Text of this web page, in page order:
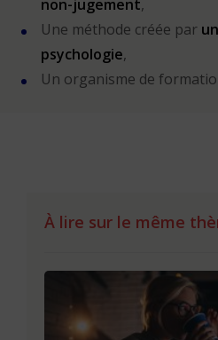
non-jugement,
Une méthode créée par
psychologie,
Un organisme de
À lire sur le même